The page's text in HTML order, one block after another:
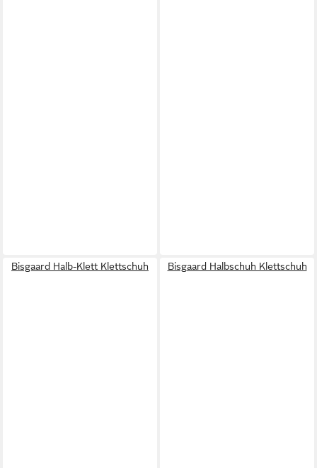
Bisgaard Halb-Klett Klettschuh Bisgaard Halbschuh Klettschuh